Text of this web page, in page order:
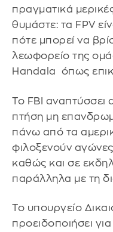
πραγματικά
θυμάστε: τα FPV
πότε μπορεί να
λεωφορείο της
Handala όπως
Το FBI αναπτύσσει
πτήση μη
πάνω από τα
φιλοξενούν
καθώς και σε
παράλληλα με τη
Το υπουργείο
προειδοποιήσει